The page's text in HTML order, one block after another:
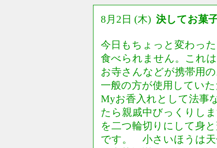
8月2日 (木) 決してお菓
今日もちょっと変わっ
食べられません。これ
お寺さんなどが携帯
一般の方が使用してい
Myお香入れとして法事
たら親戚中びっくりし
を二つ輪切りにして身
です。 小さいほうは天